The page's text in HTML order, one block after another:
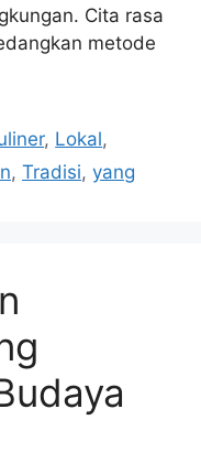
Cita rasa
metode
, Lokal,
, Tradisi, yang